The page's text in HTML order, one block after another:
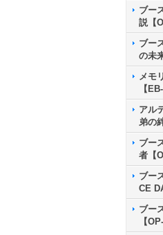
ブー
説【
ブー
の未
メモ
【
アル
弟の
ブー
者【
ブー
CE
ブー
【